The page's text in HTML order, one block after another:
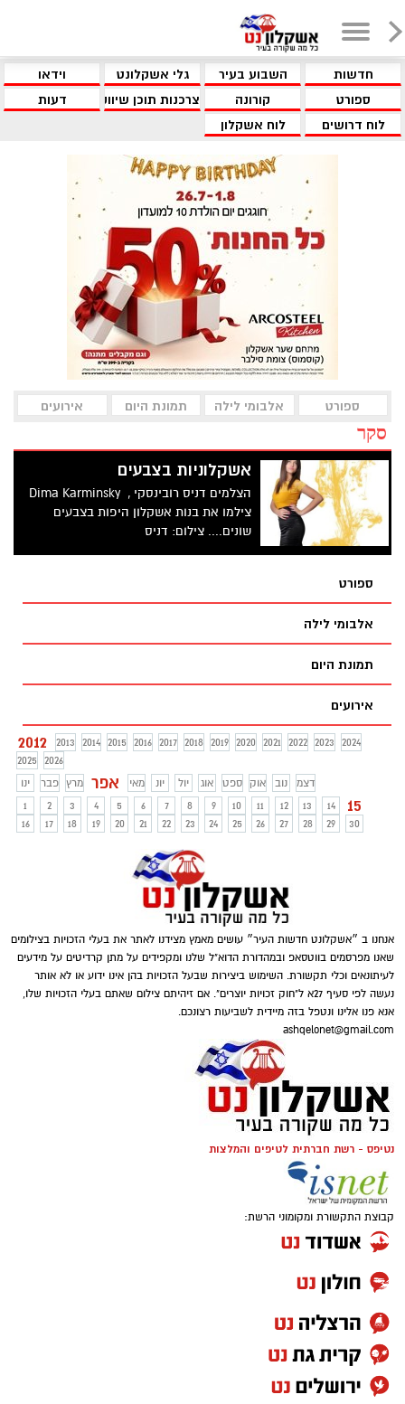
חדשות השבוע בעיר גלי אשקלונט
וידאו
ספורט
קורונה צרכנות תוכן שיווקי
דעות
לוח דרושים
לוח אשקלון
ספורט אלבומי לילה תמונת היום אירועים
סקר
אשקלוניות בצבעים
צילמו את בנות אשקלון היפות בצבעים
שונים.... צילום: דניס
ספורט
אלבומי לילה
תמונת היום
אירועים
2012 2013 2014 2015 2016 2017 2018 2019 2020 2021 2022 2023
2024
2025
2026
ינו
פבר מרץ אפר מאי יונ יול אוג ספט אוק נוב
דצמ
1
2 3 4 5 6 7 8 9 10 11 12 13 14 15
16 17 18 19 20 21 22 23 24 25 26 27 28 29 30
אנחנו ב ״אשקלונט חדשות העיר״ עושים מאמץ מצידנו לאתר את בעלי הזכויות בצילומים
שאנו מפרסמים בווטסאפ ובמהדורת הדוא"ל שלנו ומקפידים על מתן קרדיטים על מידעים
לעיתונאים וכלי תקשורת. השימוש ביצירות שבעל הזכויות בהן אינו ידוע או לא אותר
נעשה לפי סעיף 27א ל"חוק זכויות יוצרים". אם זיהיתם צילום שאתם בעלי הזכויות שלו,
אנא פנו אלינו ונטפל בזה מיידית לשביעות רצונכם.
ashqelonet@gmail.com
נטיפס - רשת חברתית לטיפים והמלצות
קבוצת התקשורת ומקומוני הרשת: